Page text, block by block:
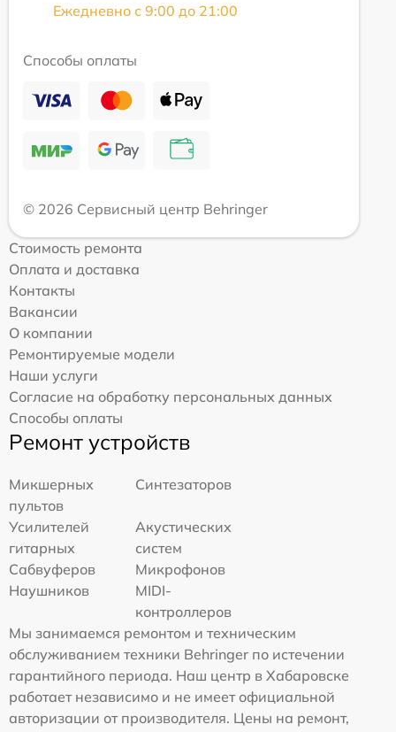
Ежедневно с 9:00 до 21:00
Способы оплаты
© 2026 Сервисный центр Behringer
Стоимость ремонта
Оплата и доставка
Контакты
Вакансии
О компании
Ремонтируемые модели
Наши услуги
Согласие на обработку персональных данных
Способы оплаты
Ремонт устройств
Микшерных
пультов
Синтезаторов
Усилителей
гитарных
Акустических
систем
Сабвуферов
Микрофонов
Наушников
MIDI-
контроллеров
Мы занимаемся ремонтом и техническим
обслуживанием техники Behringer по истечении
гарантийного периода. Наш центр в Хабаровске
работает независимо и не имеет официальной
авторизации от производителя. Цены на ремонт,